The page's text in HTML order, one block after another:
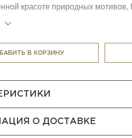
красоте природных
и надолго приковывает к себе
В КОРЗИНУ
О ДОСТАВКЕ